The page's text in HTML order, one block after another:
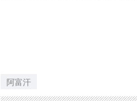
阿富汗